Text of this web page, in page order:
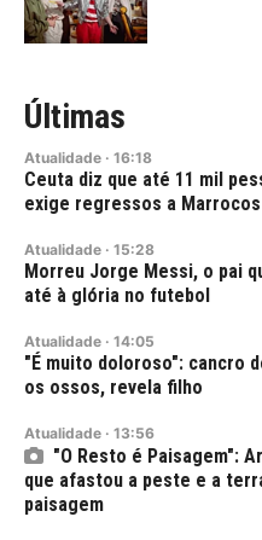
Últimas
Atualidade · 16:18
Ceuta diz que até 11 mil
exige regressos a Marrocos
Atualidade · 15:28
Morreu Jorge Messi, o pai
até à glória no futebol
Atualidade · 14:05
"É muito doloroso": cancro
os ossos, revela filho
Atualidade · 13:56
"O Resto é Paisagem":
que afastou a peste e a
paisagem